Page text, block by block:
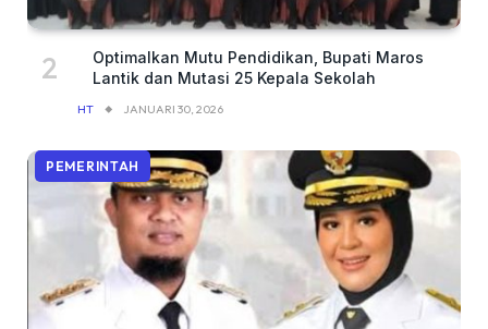
Optimalkan Mutu Pendidikan, Bupati Maros
Lantik dan Mutasi 25 Kepala Sekolah
HT JANUARI 30, 2026
PEMERINTAH